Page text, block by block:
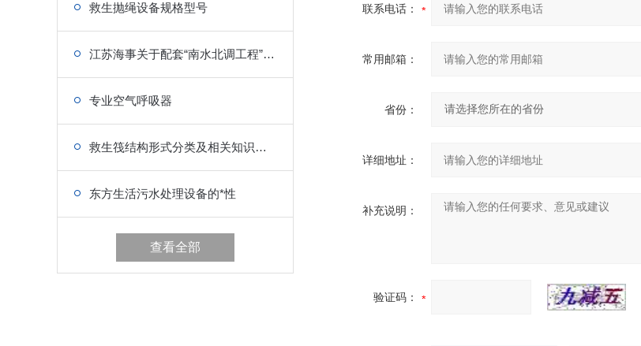
救生抛绳设备规格型号
江苏海事关于配套“南水北调工程”船用设备的政策
专业空气呼吸器
救生筏结构形式分类及相关知识介绍
东方生活污水处理设备的*性
查看全部
联系电话：
常用邮箱：
省份：
详细地址：
补充说明：
验证码：